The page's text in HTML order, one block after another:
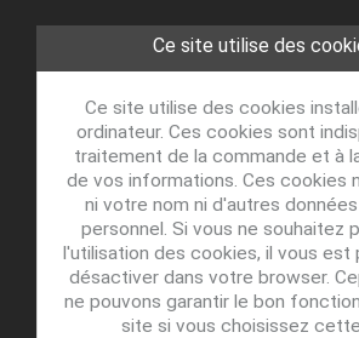
Ce site utilise des
Ce site utilise des cookies
ordinateur. Ces cookies sont
traitement de la commande et à
de vos informations. Ces cookies
ni votre nom ni d'autres
personnel. Si vous ne souhaitez
l'utilisation des cookies, il vous est
désactiver dans votre browser.
ne pouvons garantir le bon
site si vous choisissez